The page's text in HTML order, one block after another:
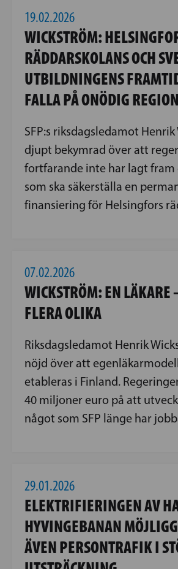
19.02.2026
WICKSTRÖM:
RÄDDARSKOLANS OCH
UTBILDNINGENS
FALLA PÅ ONÖDIG
SFP:s riksdagsledamot
djupt bekymrad över att
fortfarande inte har lagt fram
som ska säkerställa en
finansiering för Helsingfors
07.02.2026
WICKSTRÖM: EN LÄKARE
FLERA OLIKA
Riksdagsledamot Henrik
nöjd över att
etableras i Finland.
40 miljoner euro på att
något som SFP länge har
29.01.2026
ELEKTRIFIERINGEN AV
HYVINGEBANAN
ÄVEN PERSONTRAFIK I